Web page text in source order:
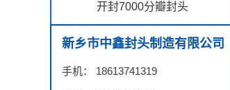
开封7000分瓣封头
新乡市中鑫封头制造有限公司
手机： 18613741319